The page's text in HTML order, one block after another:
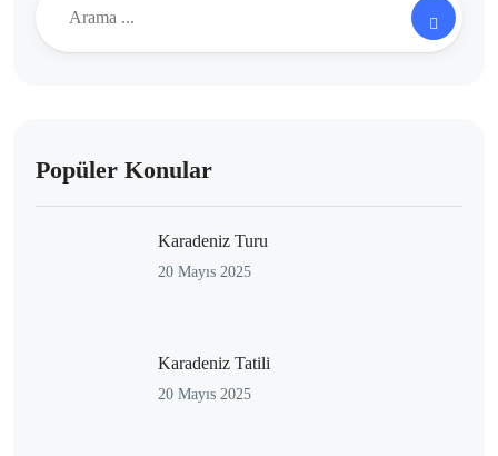
Popüler Konular
Karadeniz Turu
20 Mayıs 2025
Karadeniz Tatili
20 Mayıs 2025